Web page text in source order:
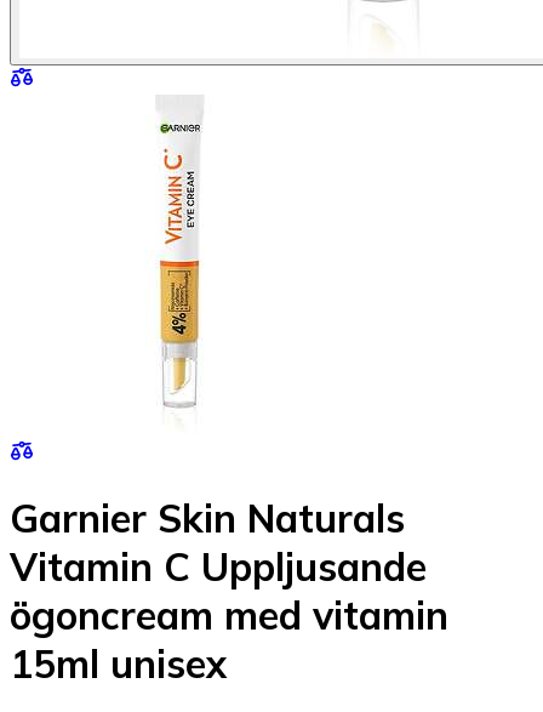
Garnier Skin Naturals
Vitamin C Uppljusande
ögoncream med vitamin
15ml unisex